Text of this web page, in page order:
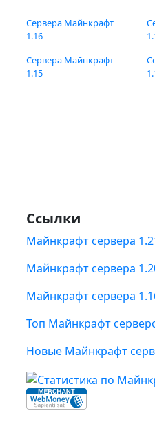
Сервера Майнкрафт
1.16
Сервера Майнкрафт
1.15
Ссылки
Майнкрафт сервера
Майнкрафт сервера
Майнкрафт сервера
Топ Майнкрафт
Новые Майнкрафт